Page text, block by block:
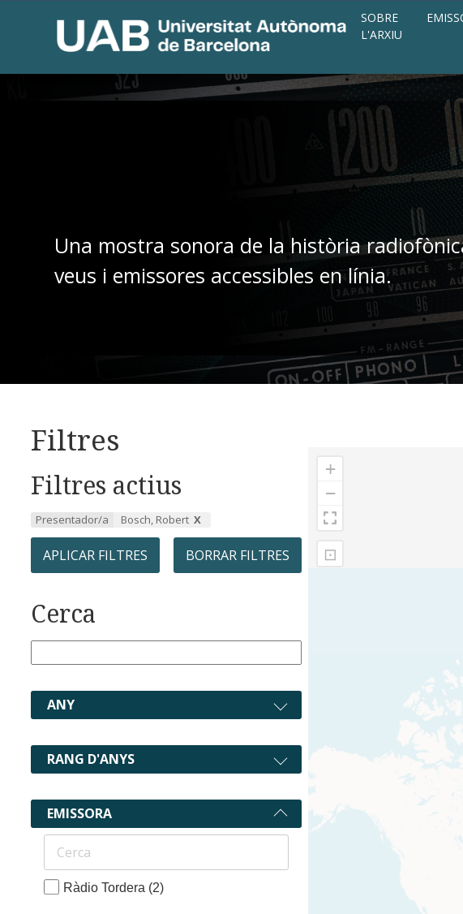
SOBRE
L'ARXIU
Una mostra sonora de la història
veus i emissores accessibles en línia.
Filtres
Filtres actius
Presentador/a Bosch, Robert
APLICAR FILTRES BORRAR FILTRES
Cerca
ANY
RANG D'ANYS
EMISSORA
Ràdio Tordera (2)
+
−
⊡